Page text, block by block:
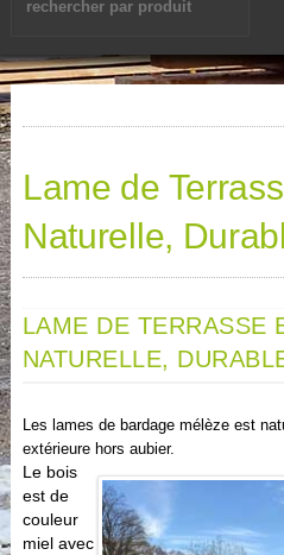
Lame de
Naturelle,
LAME DE TERRASSE
NATURELLE,
Les lames de bardage mélèze est
extérieure hors aubier.
Le bois
est de
couleur
miel avec